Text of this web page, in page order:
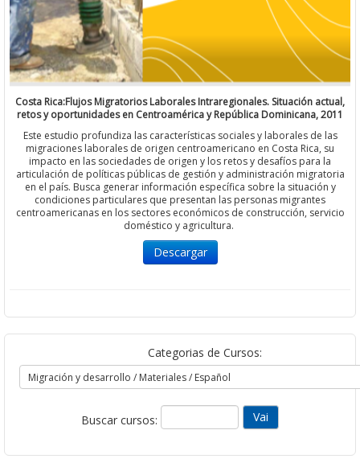
Costa Rica:Flujos Migratorios Laborales Intraregionales. Situación actual,
retos y oportunidades en Centroamérica y República Dominicana, 2011
Este estudio profundiza las características sociales y laborales de las
migraciones laborales de origen centroamericano en Costa Rica, su
impacto en las sociedades de origen y los retos y desafíos para la
articulación de políticas públicas de gestión y administración migratoria
en el país. Busca generar información específica sobre la situación y
condiciones particulares que presentan las personas migrantes
centroamericanas en los sectores económicos de construcción, servicio
doméstico y agricultura.
Descargar
Categorias de Cursos:
Buscar cursos: